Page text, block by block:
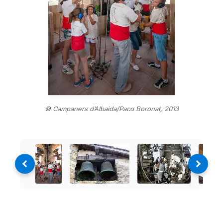
© Campaners d’Albaida/Paco Boronat, 2013